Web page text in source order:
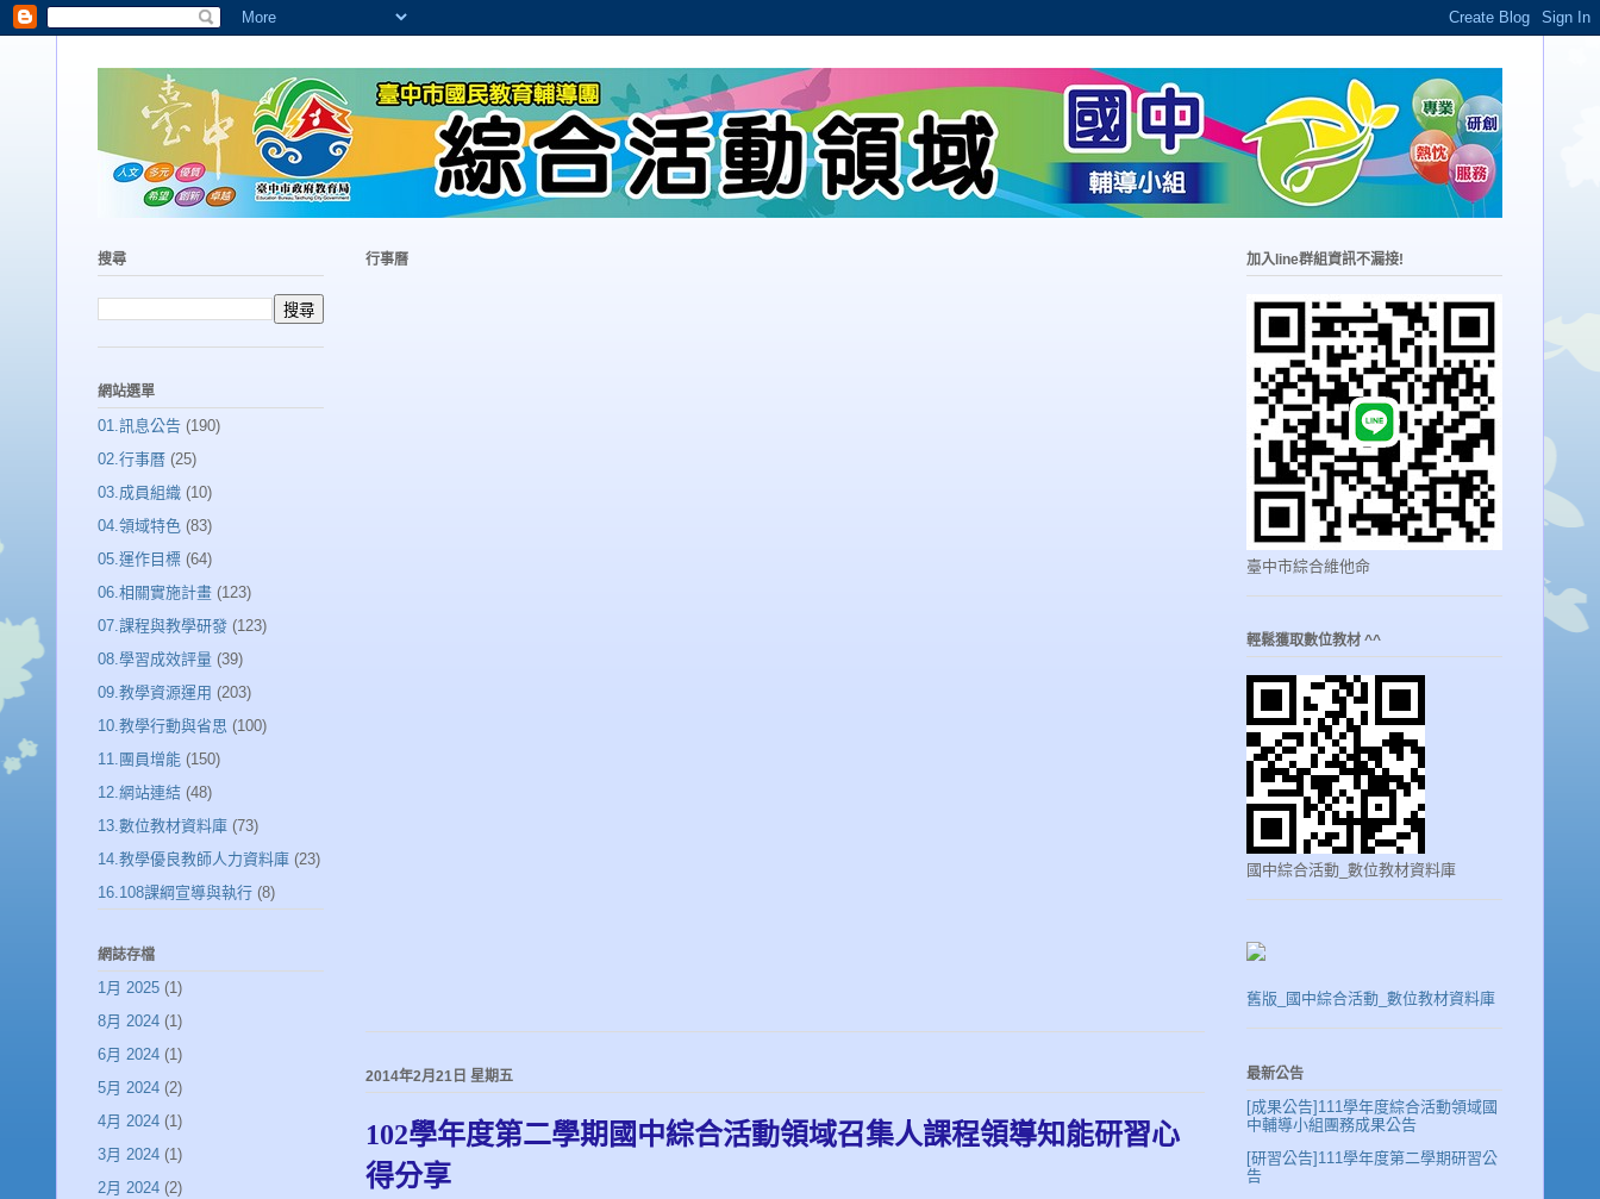
行事曆
2014年2月21日 星期五
102學年度第二學期國中綜合活動領域召集人課程領導知能研習心
得分享
搜尋
網站選單
01.訊息公告 (190)
02.行事曆 (25)
03.成員組織 (10)
04.領域特色 (83)
05.運作目標 (64)
06.相關實施計畫 (123)
07.課程與教學研發 (123)
08.學習成效評量 (39)
09.教學資源運用 (203)
10.教學行動與省思 (100)
11.團員增能 (150)
12.網站連結 (48)
13.數位教材資料庫 (73)
14.教學優良教師人力資料庫 (23)
16.108課綱宣導與執行 (8)
網誌存檔
1月 2025 (1)
8月 2024 (1)
6月 2024 (1)
5月 2024 (2)
4月 2024 (1)
3月 2024 (1)
2月 2024 (2)
加入line群組資訊不漏接!
臺中市綜合維他命
輕鬆獲取數位教材 ^^
國中綜合活動_數位教材資料庫
舊版_國中綜合活動_數位教材資料庫
最新公告
[成果公告]111學年度綜合活動領域國
中輔導小組團務成果公告
[研習公告]111學年度第二學期研習公
告